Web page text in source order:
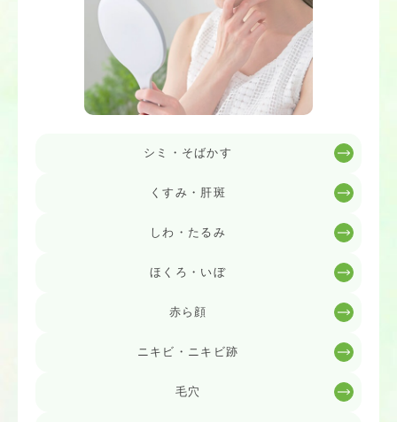
シミ・そばかす
くすみ・肝斑
しわ・たるみ
ほくろ・いぼ
赤ら顔
ニキビ・ニキビ跡
毛穴